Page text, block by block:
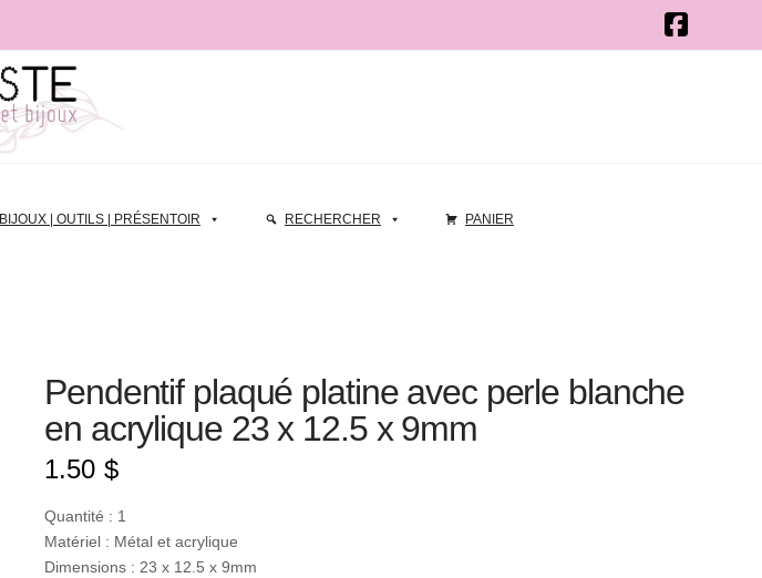
BIJOUX | OUTILS | PRÉSENTOIR RECHERCHER PANIER
Pendentif plaqué platine avec perle blanche
en acrylique 23 x 12.5 x 9mm
1.50 $
Quantité : 1
Matériel : Métal et acrylique
Dimensions : 23 x 12.5 x 9mm